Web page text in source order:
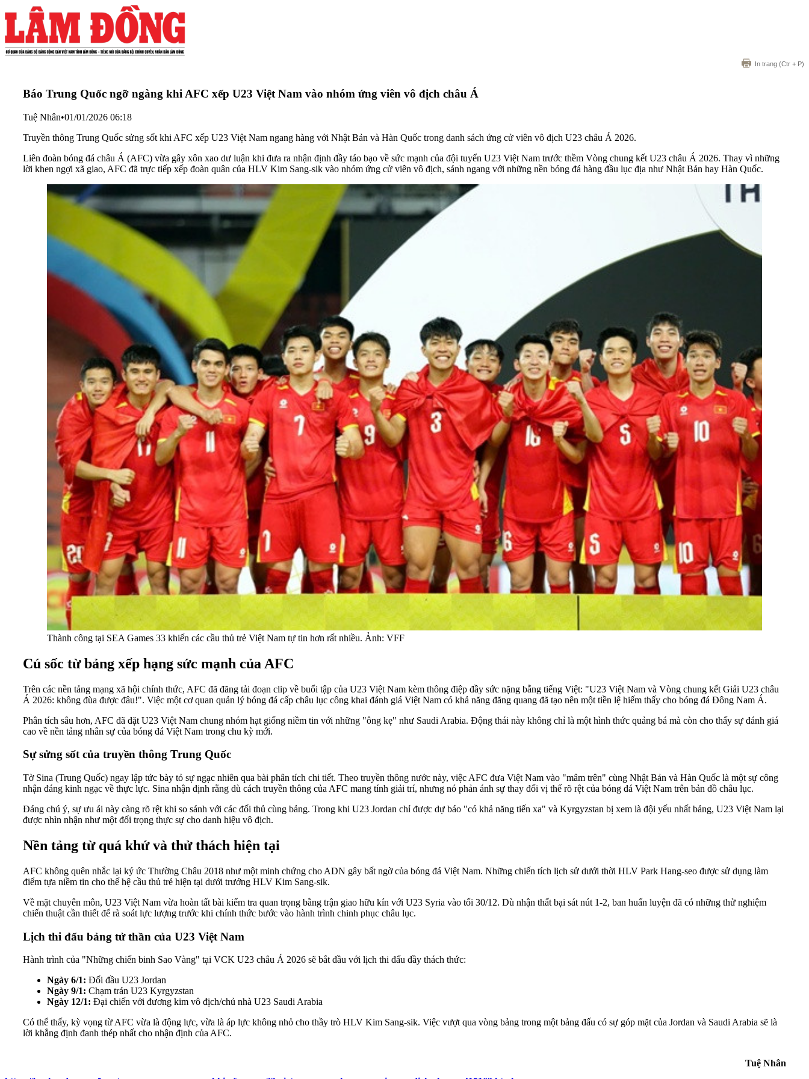
In trang (Ctr + P)
Báo Trung Quốc ngỡ ngàng khi AFC xếp U23 Việt Nam vào nhóm ứng viên vô địch châu Á
Tuệ Nhân•01/01/2026 06:18
Truyền thông Trung Quốc sửng sốt khi AFC xếp U23 Việt Nam ngang hàng với Nhật Bản và Hàn Quốc trong danh sách ứng cử viên vô địch U23 châu Á 2026.
Liên đoàn bóng đá châu Á (AFC) vừa gây xôn xao dư luận khi đưa ra nhận định đầy táo bạo về sức mạnh của đội tuyển U23 Việt Nam trước thềm Vòng chung kết U23 châu Á 2026. Thay vì những
lời khen ngợi xã giao, AFC đã trực tiếp xếp đoàn quân của HLV Kim Sang-sik vào nhóm ứng cử viên vô địch, sánh ngang với những nền bóng đá hàng đầu lục địa như Nhật Bản hay Hàn Quốc.
Thành công tại SEA Games 33 khiến các cầu thủ trẻ Việt Nam tự tin hơn rất nhiều. Ảnh: VFF
Cú sốc từ bảng xếp hạng sức mạnh của AFC
Trên các nền tảng mạng xã hội chính thức, AFC đã đăng tải đoạn clip về buổi tập của U23 Việt Nam kèm thông điệp đầy sức nặng bằng tiếng Việt: "U23 Việt Nam và Vòng chung kết Giải U23 châu
Á 2026: không đùa được đâu!". Việc một cơ quan quản lý bóng đá cấp châu lục công khai đánh giá Việt Nam có khả năng đăng quang đã tạo nên một tiền lệ hiếm thấy cho bóng đá Đông Nam Á.
Phân tích sâu hơn, AFC đã đặt U23 Việt Nam chung nhóm hạt giống niềm tin với những "ông kẹ" như Saudi Arabia. Động thái này không chỉ là một hình thức quảng bá mà còn cho thấy sự đánh giá
cao về nền tảng nhân sự của bóng đá Việt Nam trong chu kỳ mới.
Sự sửng sốt của truyền thông Trung Quốc
Tờ Sina (Trung Quốc) ngay lập tức bày tỏ sự ngạc nhiên qua bài phân tích chi tiết. Theo truyền thông nước này, việc AFC đưa Việt Nam vào "mâm trên" cùng Nhật Bản và Hàn Quốc là một sự công
nhận đáng kinh ngạc về thực lực. Sina nhận định rằng dù cách truyền thông của AFC mang tính giải trí, nhưng nó phản ánh sự thay đổi vị thế rõ rệt của bóng đá Việt Nam trên bản đồ châu lục.
Đáng chú ý, sự ưu ái này càng rõ rệt khi so sánh với các đối thủ cùng bảng. Trong khi U23 Jordan chỉ được dự báo "có khả năng tiến xa" và Kyrgyzstan bị xem là đội yếu nhất bảng, U23 Việt Nam lại
được nhìn nhận như một đối trọng thực sự cho danh hiệu vô địch.
Nền tảng từ quá khứ và thử thách hiện tại
AFC không quên nhắc lại ký ức Thường Châu 2018 như một minh chứng cho ADN gây bất ngờ của bóng đá Việt Nam. Những chiến tích lịch sử dưới thời HLV Park Hang-seo được sử dụng làm
điểm tựa niềm tin cho thế hệ cầu thủ trẻ hiện tại dưới trướng HLV Kim Sang-sik.
Về mặt chuyên môn, U23 Việt Nam vừa hoàn tất bài kiểm tra quan trọng bằng trận giao hữu kín với U23 Syria vào tối 30/12. Dù nhận thất bại sát nút 1-2, ban huấn luyện đã có những thử nghiệm
chiến thuật cần thiết để rà soát lực lượng trước khi chính thức bước vào hành trình chinh phục châu lục.
Lịch thi đấu bảng tử thần của U23 Việt Nam
Hành trình của "Những chiến binh Sao Vàng" tại VCK U23 châu Á 2026 sẽ bắt đầu với lịch thi đấu đầy thách thức:
Ngày 6/1: Đối đầu U23 Jordan
Ngày 9/1: Chạm trán U23 Kyrgyzstan
Ngày 12/1: Đại chiến với đương kim vô địch/chủ nhà U23 Saudi Arabia
Có thể thấy, kỳ vọng từ AFC vừa là động lực, vừa là áp lực không nhỏ cho thầy trò HLV Kim Sang-sik. Việc vượt qua vòng bảng trong một bảng đấu có sự góp mặt của Jordan và Saudi Arabia sẽ là
lời khẳng định đanh thép nhất cho nhận định của AFC.
Tuệ Nhân